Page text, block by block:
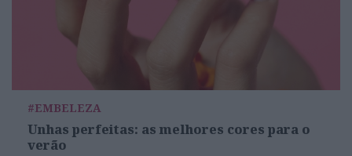
#EMBELEZA
Unhas perfeitas: as melhores cores para o
verão